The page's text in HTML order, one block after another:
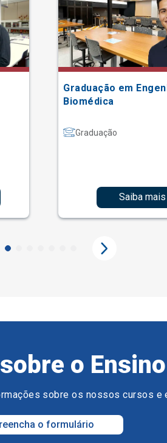
Graduação em
Biomédica
Graduação
Saiba mais
o
sobre os nossos cursos e
o formulário